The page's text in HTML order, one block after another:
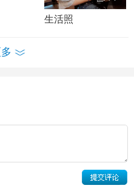
李甄街拍照
广告及杂志封面。其代言过
jane的广告代言。并拍摄了
内页摄影pinkfish粉红。2013
生活照